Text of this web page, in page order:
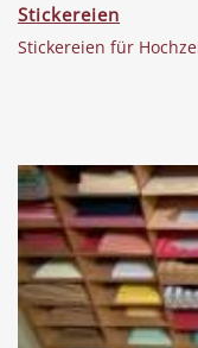
Stickereien
Stickereien für